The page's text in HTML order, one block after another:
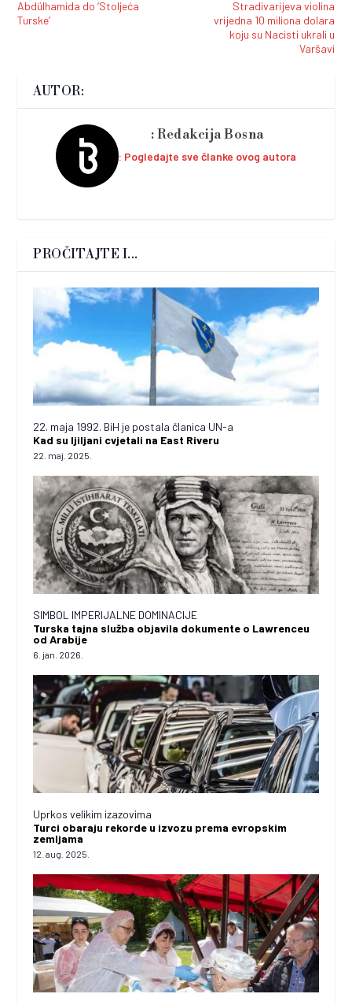
Abdülhamida do ‘Stoljeća
Turske’
Stradivarijeva violina
vrijedna 10 miliona dolara
koju su Nacisti ukrali u
Varšavi
AUTOR:
Redakcija Bosna
Pogledajte sve članke ovog autora
PROČITAJTE I...
22. maja 1992. BiH je postala članica UN-a
Kad su ljiljani cvjetali na East Riveru
22. maj. 2025.
SIMBOL IMPERIJALNE DOMINACIJE
Turska tajna služba objavila dokumente o Lawrenceu
od Arabije
6. jan. 2026.
Uprkos velikim izazovima
Turci obaraju rekorde u izvozu prema evropskim
zemljama
12. aug. 2025.